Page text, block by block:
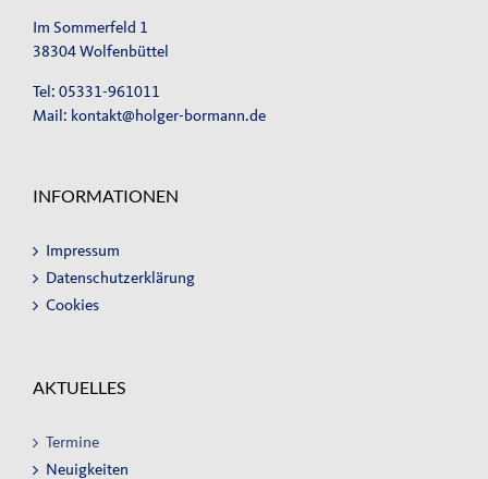
Im Sommerfeld 1
38304 Wolfenbüttel
Tel: 05331-961011
Mail: kontakt@holger-bormann.de
INFORMATIONEN
Impressum
Datenschutzerklärung
Cookies
AKTUELLES
Termine
Neuigkeiten